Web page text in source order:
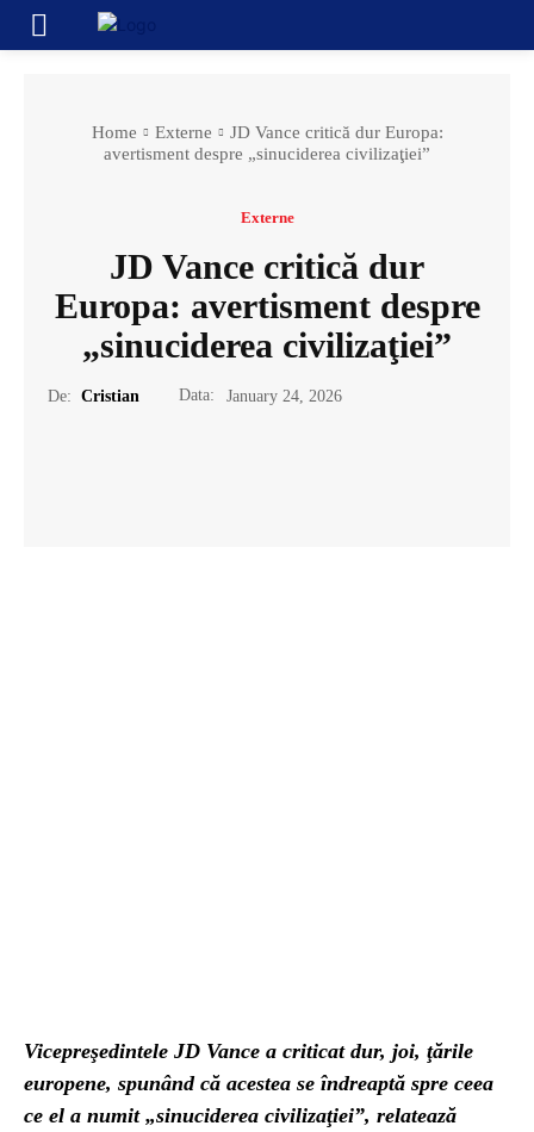
Home Externe
JD Vance critică dur Europa:
avertisment despre „sinuciderea civilizaţiei”
Externe
JD Vance critică dur
Europa: avertisment despre
„sinuciderea civilizaţiei”
De: Cristian Data: January 24, 2026
Vicepreşedintele JD Vance a criticat dur, joi, ţările
europene, spunând că acestea se îndreaptă spre ceea
ce el a numit „sinuciderea civilizaţiei”, relatează